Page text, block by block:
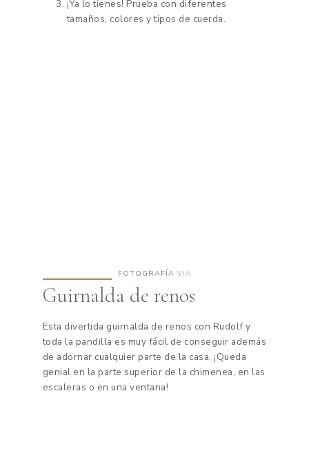
¡Ya lo tienes! Prueba con diferentes
tamaños, colores y tipos de cuerda.
FOTOGRAFÍA VIA
Guirnalda de renos
Esta divertida guirnalda de renos con Rudolf y
toda la pandilla es muy fácil de conseguir además
de adornar cualquier parte de la casa. ¡Queda
genial en la parte superior de la chimenea, en las
escaleras o en una ventana!